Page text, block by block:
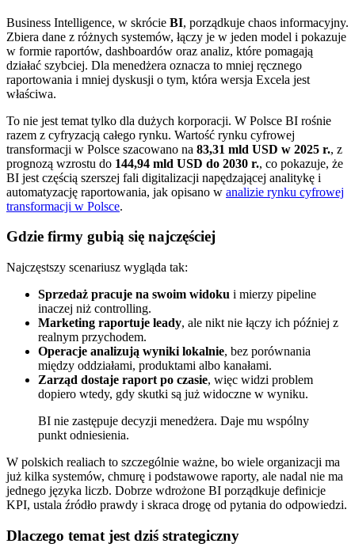
Business Intelligence, w skrócie BI, porządkuje chaos informacyjny.
Zbiera dane z różnych systemów, łączy je w jeden model i pokazuje
w formie raportów, dashboardów oraz analiz, które pomagają
działać szybciej. Dla menedżera oznacza to mniej ręcznego
raportowania i mniej dyskusji o tym, która wersja Excela jest
właściwa.
To nie jest temat tylko dla dużych korporacji. W Polsce BI rośnie
razem z cyfryzacją całego rynku. Wartość rynku cyfrowej
transformacji w Polsce szacowano na 83,31 mld USD w 2025 r., z
prognozą wzrostu do 144,94 mld USD do 2030 r., co pokazuje, że
BI jest częścią szerszej fali digitalizacji napędzającej analitykę i
automatyzację raportowania, jak opisano w analizie rynku cyfrowej
transformacji w Polsce.
Gdzie firmy gubią się najczęściej
Najczęstszy scenariusz wygląda tak:
Sprzedaż pracuje na swoim widoku i mierzy pipeline
inaczej niż controlling.
Marketing raportuje leady, ale nikt nie łączy ich później z
realnym przychodem.
Operacje analizują wyniki lokalnie, bez porównania
między oddziałami, produktami albo kanałami.
Zarząd dostaje raport po czasie, więc widzi problem
dopiero wtedy, gdy skutki są już widoczne w wyniku.
BI nie zastępuje decyzji menedżera. Daje mu wspólny
punkt odniesienia.
W polskich realiach to szczególnie ważne, bo wiele organizacji ma
już kilka systemów, chmurę i podstawowe raporty, ale nadal nie ma
jednego języka liczb. Dobrze wdrożone BI porządkuje definicje
KPI, ustala źródło prawdy i skraca drogę od pytania do odpowiedzi.
Dlaczego temat jest dziś strategiczny